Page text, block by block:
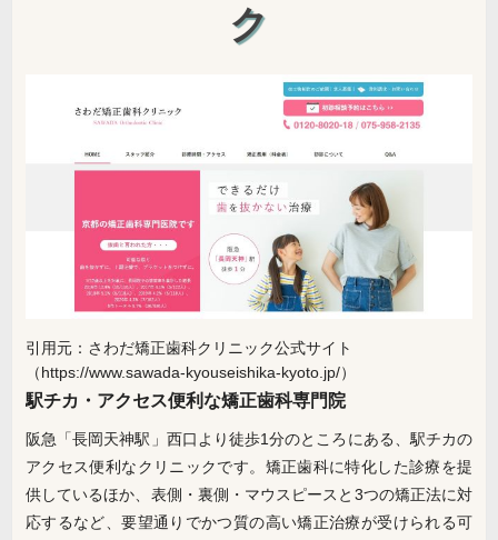
ク
引用元：さわだ矯正歯科クリニック公式サイト
（https://www.sawada-kyouseishika-kyoto.jp/）
駅チカ・アクセス便利な矯正歯科専門院
阪急「長岡天神駅」西口より徒歩1分のところにある、駅チカの
アクセス便利なクリニックです。矯正歯科に特化した診療を提
供しているほか、表側・裏側・マウスピースと3つの矯正法に対
応するなど、要望通りでかつ質の高い矯正治療が受けられる可